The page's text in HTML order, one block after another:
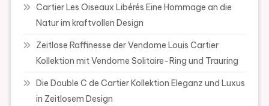
Cartier Les Oiseaux Libérés Eine Hommage an die
Natur im kraftvollen Design
Zeitlose Raffinesse der Vendome Louis Cartier
Kollektion mit Vendome Solitaire-Ring und Trauring
Die Double C de Cartier Kollektion Eleganz und Luxus
in Zeitlosem Design